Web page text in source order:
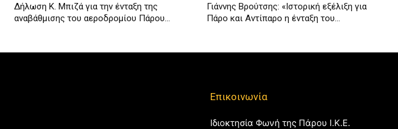
Δήλωση Κ. Μπιζά για την ένταξη της
αναβάθμισης του αεροδρομίου Πάρου...
Γιάννης Βρούτσης: «Ιστορική εξέλιξη για
Πάρο και Αντίπαρο η ένταξη του...
Επικοινωνία
Ιδιοκτησία Φωνή της Πάρου Ι.Κ.Ε.